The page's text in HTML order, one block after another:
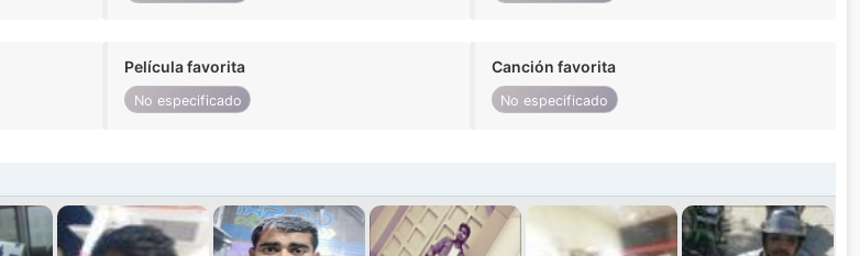
Película favorita
No especificado
Canción favorita
No especificado